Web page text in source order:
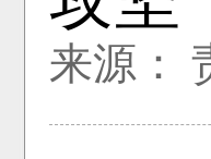
来源：